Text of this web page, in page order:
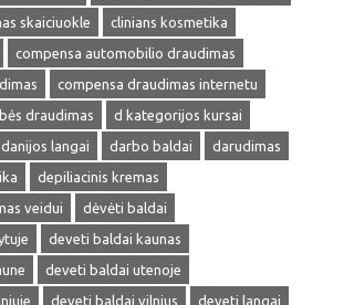
skaiciuokle
clinians kosmetika
compensa automobilio draudimas
compensa draudimas internetu
draudimas
d kategorijos kursai
danijos langai darbo baldai
darudimas
depiliacinis kremas
veidui
dėvėti baldai
deveti baldai kaunas
deveti baldai utenoje
deveti baldai vilnius
deveti langai